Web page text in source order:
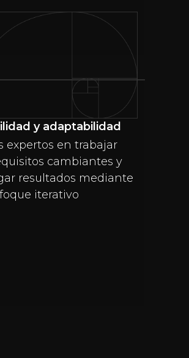
y adaptabilidad
expertos en trabajar
cambiantes y
resultados mediante
iterativo